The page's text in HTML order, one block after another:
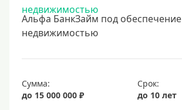
13%
17%
18%
Альфа БанкЗайм под обеспечение
недвижимостью
Сумма:
до 15 000 000 ₽
Срок:
до 10 лет